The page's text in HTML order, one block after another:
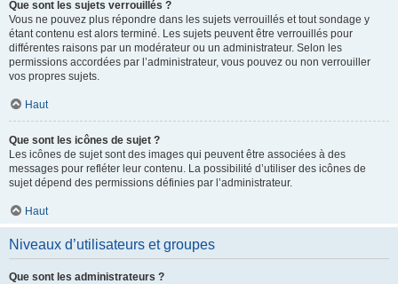
Que sont les sujets verrouillés ?
Vous ne pouvez plus répondre dans les sujets verrouillés et tout sondage y
étant contenu est alors terminé. Les sujets peuvent être verrouillés pour
différentes raisons par un modérateur ou un administrateur. Selon les
permissions accordées par l’administrateur, vous pouvez ou non verrouiller
vos propres sujets.
Haut
Que sont les icônes de sujet ?
Les icônes de sujet sont des images qui peuvent être associées à des
messages pour refléter leur contenu. La possibilité d’utiliser des icônes de
sujet dépend des permissions définies par l’administrateur.
Haut
Niveaux d’utilisateurs et groupes
Que sont les administrateurs ?